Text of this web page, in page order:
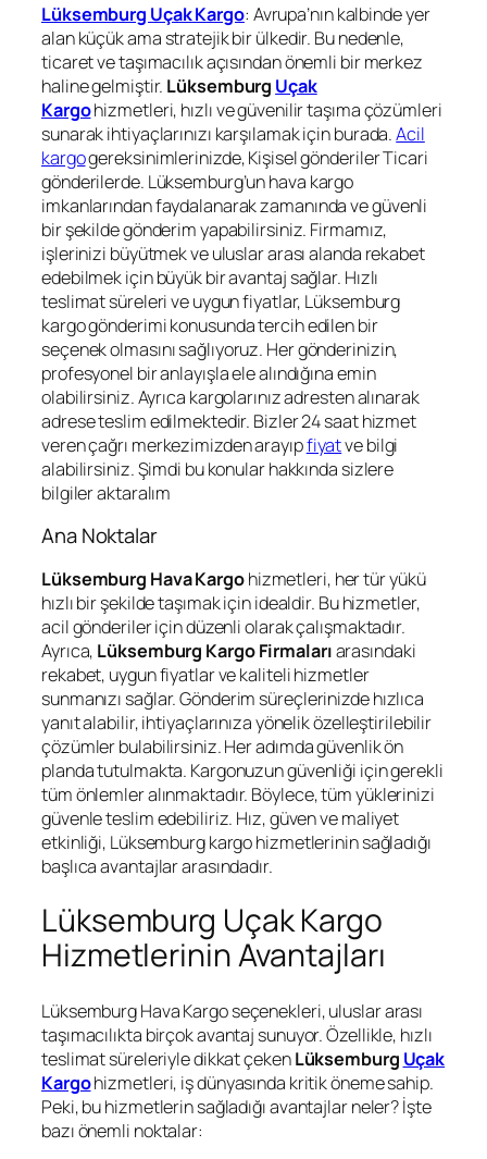
Lüksemburg Uçak Kargo: Avrupa’nın kalbinde yer
alan küçük ama stratejik bir ülkedir. Bu nedenle,
ticaret ve taşımacılık açısından önemli bir merkez
haline gelmiştir. Lüksemburg Uçak
Kargohizmetleri, hızlı ve güvenilir taşıma çözümleri
sunarak ihtiyaçlarınızı karşılamak için burada.Acil
kargogereksinimlerinizde, Kişisel gönderiler Ticari
gönderilerde. Lüksemburg’un hava kargo
imkanlarından faydalanarak zamanında ve güvenli
bir şekilde gönderim yapabilirsiniz. Firmamız,
işlerinizi büyütmek ve uluslar arası alanda rekabet
edebilmek için büyük bir avantaj sağlar. Hızlı
teslimat süreleri ve uygun fiyatlar, Lüksemburg
kargo gönderimi konusunda tercih edilen bir
seçenek olmasını sağlıyoruz. Her gönderinizin,
profesyonel bir anlayışla ele alındığına emin
olabilirsiniz. Ayrıca kargolarınız adresten alınarak
adrese teslim edilmektedir. Bizler 24 saat hizmet
veren çağrı merkezimizden arayıpfiyatve bilgi
alabilirsiniz. Şimdi bu konular hakkında sizlere
bilgiler aktaralım
Ana Noktalar
Lüksemburg Hava Kargohizmetleri, her tür yükü
hızlı bir şekilde taşımak için idealdir. Bu hizmetler,
acil gönderiler için düzenli olarak çalışmaktadır.
Ayrıca, Lüksemburg Kargo Firmalarıarasındaki
rekabet, uygun fiyatlar ve kaliteli hizmetler
sunmanızı sağlar. Gönderim süreçlerinizde hızlıca
yanıt alabilir, ihtiyaçlarınıza yönelik özelleştirilebilir
çözümler bulabilirsiniz. Her adımda güvenlik ön
planda tutulmakta. Kargonuzun güvenliği için gerekli
tüm önlemler alınmaktadır. Böylece, tüm yüklerinizi
güvenle teslim edebiliriz. Hız, güven ve maliyet
etkinliği, Lüksemburg kargo hizmetlerinin sağladığı
başlıca avantajlar arasındadır.
Lüksemburg Uçak Kargo
Hizmetlerinin Avantajları
Lüksemburg Hava Kargo seçenekleri, uluslar arası
taşımacılıkta birçok avantaj sunuyor. Özellikle, hızlı
teslimat süreleriyle dikkat çekenLüksemburg Uçak
Kargohizmetleri, iş dünyasında kritik öneme sahip.
Peki, bu hizmetlerin sağladığı avantajlar neler? İşte
bazı önemli noktalar: